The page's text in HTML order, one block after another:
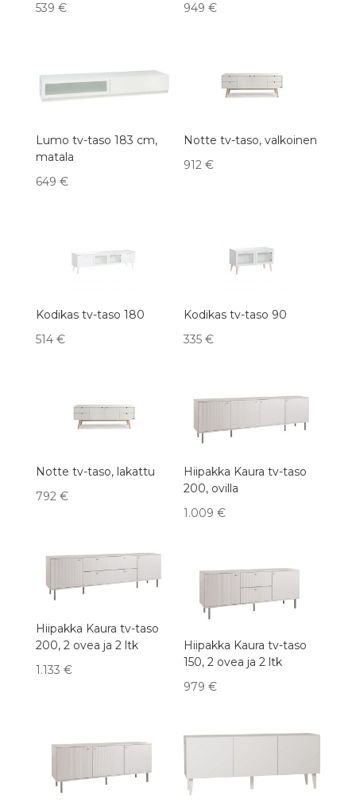
539 €
949€
Lumo tv-taso 183 cm,
matala
649 €
Notte tv-taso, valkoinen
912€
Kodikas tv-taso 180
514 €
Kodikas tv-taso 90
335€
Notte tv-taso, lakattu
792 €
Hiipakka Kaura tv-taso
200, ovilla
1.009€
Hiipakka Kaura tv-taso
200, 2 ovea ja 2 ltk
1.133 €
Hiipakka Kaura tv-taso
150, 2 ovea ja 2 ltk
979€